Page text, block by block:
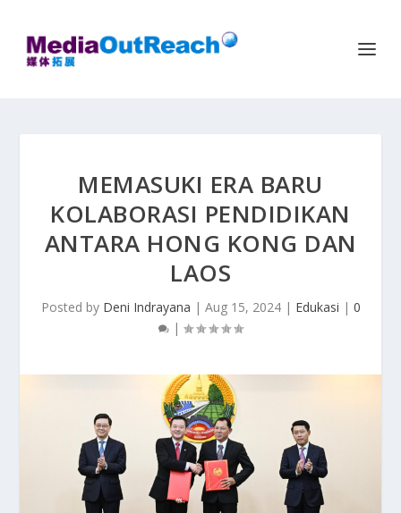
MEMASUKI ERA BARU
KOLABORASI PENDIDIKAN
ANTARA HONG KONG DAN
LAOS
Posted by Deni Indrayana | Aug 15, 2024| Edukasi | 0
|